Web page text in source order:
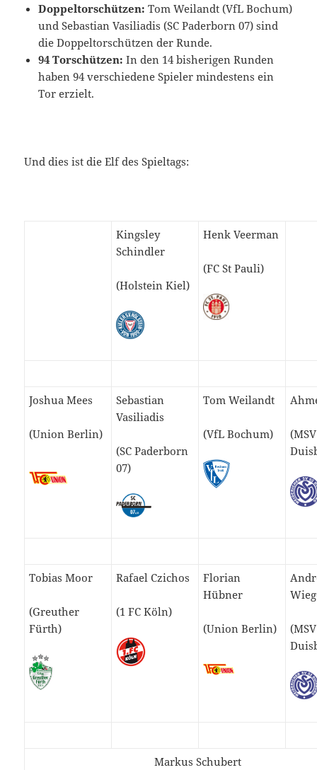
Doppeltorschützen: Tom Weilandt (VfL Bochum)
und Sebastian Vasiliadis (SC Paderborn 07) sind
die Doppeltorschützen der Runde.
94 Torschützen:In den 14 bisherigen Runden
haben 94 verschiedene Spieler mindestens ein
Tor erzielt.
Und dies ist die Elf des Spieltags:
Kingsley
Schindler
(Holstein Kiel)
Henk Veerman
(FC St Pauli)
Joshua Mees
(Union Berlin)
Sebastian
Vasiliadis
(SC Paderborn
07)
Tom Weilandt
(VfL Bochum)
(MSV
Tobias Moor
(Greuther
Fürth)
Rafael Czichos
(1 FC Köln)
Florian
Hübner
(Union Berlin)
(MSV
Markus Schubert